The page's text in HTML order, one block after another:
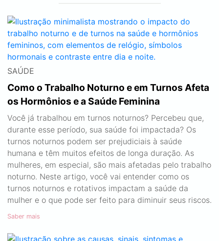
SAÚDE
Como o Trabalho Noturno e em Turnos Afeta
os Hormônios e a Saúde Feminina
Você já trabalhou em turnos noturnos? Percebeu que,
durante esse período, sua saúde foi impactada? Os
turnos noturnos podem ser prejudiciais à saúde
humana e têm muitos efeitos de longa duração. As
mulheres, em especial, são mais afetadas pelo trabalho
noturno. Neste artigo, você vai entender como os
turnos noturnos e rotativos impactam a saúde da
mulher e o que pode ser feito para diminuir seus riscos.
Saber mais